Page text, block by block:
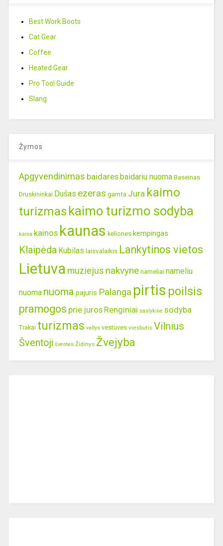
Best Work Boots
Cat Gear
Coffee
Heated Gear
Pro Tool Guide
Slang
Žymos
Apgyvendinimas baidaresbaidariu nuoma Baseinas
Druskininkai Dušas ezeras gamta Jura kaimo
turizmas kaimo turizmo sodyba
kaina kainos kaunas keliones kempingas
Klaipėda Kubilas laisvalaikis Lankytinos vietos
Lietuva muziejus nakvyne nameliai nameliu
nuoma nuoma pajuris Palanga pirtis poilsis
pramogos prie juros Renginiai saslykine sodyba
Trakai turizmas valtys vestuves viesbutis Vilnius
Šventoji šventės Židinys Žvejyba